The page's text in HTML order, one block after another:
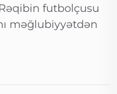
futbolçusu
məğlubiyyətdən